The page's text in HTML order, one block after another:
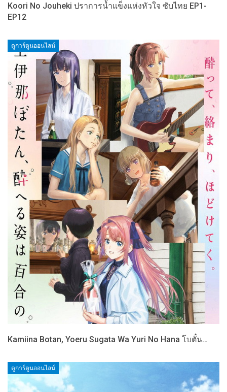
Koori No Jouheki ปราการน้ำแข็งแห่งหัวใจ ซับไทย EP1-
EP12
ดูการ์ตูนออนไลน์
Kamiina Botan, Yoeru Sugata Wa Yuri No Hana โบตั๋น…
ดูการ์ตูนออนไลน์